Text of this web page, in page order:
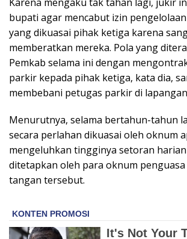
bupati agar mencabut izin
yang dikuasai pihak ketiga karena
memberatkan mereka. Pola yang
Pemkab selama ini dengan
parkir kepada pihak ketiga, kata dia,
membebani petugas parkir di
Menurutnya, selama bertahun-tahun
secara perlahan dikuasai oleh oknum
mengeluhkan tingginya setoran
ditetapkan oleh para oknum penguasa
tangan tersebut.